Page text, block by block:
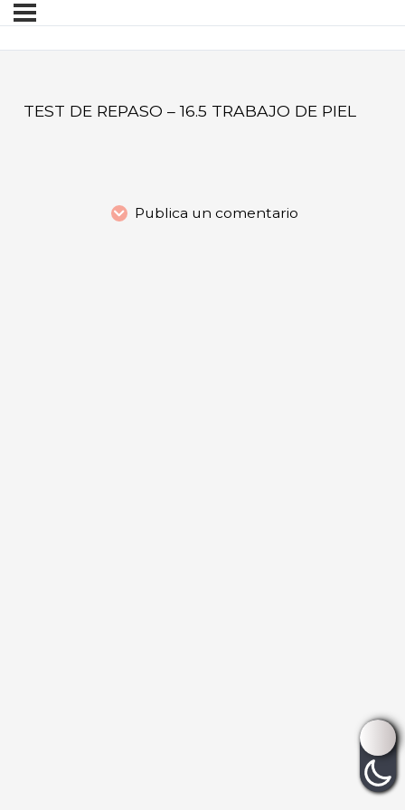
TEST DE REPASO – 16.5 TRABAJO DE PIEL
Publica un comentario